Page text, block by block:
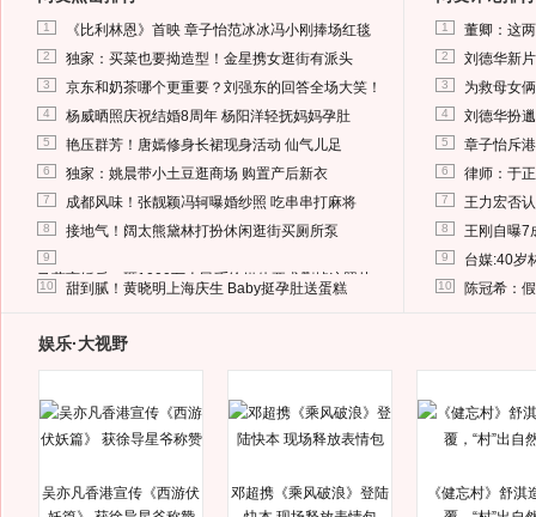
1 《比利林恩》首映 章子怡范冰冰冯小刚捧场红毯
2 独家：买菜也要拗造型！金星携女逛街有派头
3 京东和奶茶哪个更重要？刘强东的回答全场大笑！
4 杨威晒照庆祝结婚8周年 杨阳洋轻抚妈妈孕肚
5 艳压群芳！唐嫣修身长裙现身活动 仙气儿足
6 独家：姚晨带小土豆逛商场 购置产后新衣
7 成都风味！张靓颖冯轲曝婚纱照 吃串串打麻将
8 接地气！阔太熊黛林打扮休闲逛街买厕所泵
9
马蓉离婚后，砸1000万人民币给媒体要求删掉这照片
10 甜到腻！黄晓明上海庆生 Baby挺孕肚送蛋糕
1 董卿：这
2 刘德华新
3 为救母女
4 刘德华扮
5 章子怡斥
6 律师：于
7 王力宏否
8 王刚自曝7
9 台媒:40岁
10 陈冠希：
娱乐·大视野
吴亦凡香港宣传《西游伏
邓超携《乘风破浪》登陆
《健忘村》舒淇